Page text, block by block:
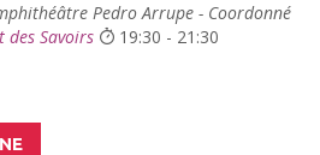
Pedro Arrupe - Coordonné
des Savoirs 19:30 - 21:30